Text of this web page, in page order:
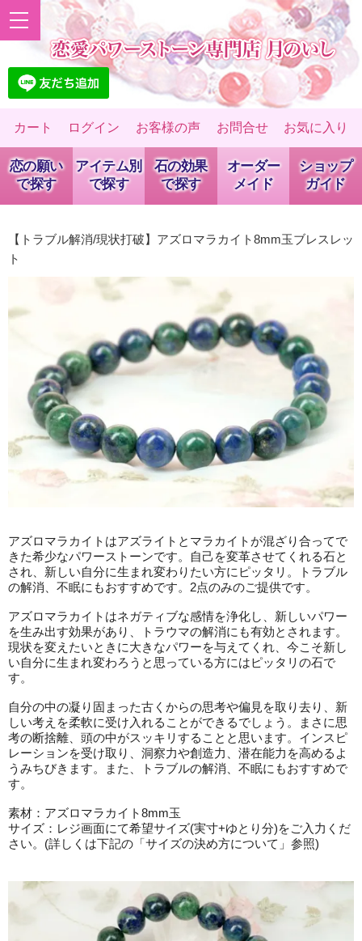
カート ログイン お客様の声 お問合せ お気に入り
恋の願い
で探す
アイテム別
で探す
石の効果
で探す
オーダー
メイド
ショップ
ガイド
【トラブル解消/現状打破】アズロマラカイト8mm玉ブレスレッ
ト
アズロマラカイトはアズライトとマラカイトが混ざり合ってで
きた希少なパワーストーンです。自己を変革させてくれる石と
され、新しい自分に生まれ変わりたい方にピッタリ。トラブル
の解消、不眠にもおすすめです。2点のみのご提供です。
アズロマラカイトはネガティブな感情を浄化し、新しいパワー
を生み出す効果があり、トラウマの解消にも有効とされます。
現状を変えたいときに大きなパワーを与えてくれ、今こそ新し
い自分に生まれ変わろうと思っている方にはピッタリの石で
す。
自分の中の凝り固まった古くからの思考や偏見を取り去り、新
しい考えを柔軟に受け入れることができるでしょう。まさに思
考の断捨離、頭の中がスッキリすることと思います。インスピ
レーションを受け取り、洞察力や創造力、潜在能力を高めるよ
うみちびきます。また、トラブルの解消、不眠にもおすすめで
す。
素材：アズロマラカイト8mm玉
サイズ：レジ画面にて希望サイズ(実寸+ゆとり分)をご入力くだ
さい。(詳しくは下記の「サイズの決め方について」参照)